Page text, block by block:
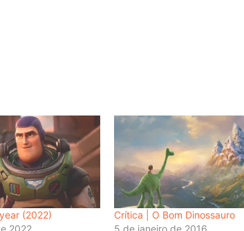
(2022)
2022
Crítica | O Bom Dinossauro
5 de janeiro de 2016